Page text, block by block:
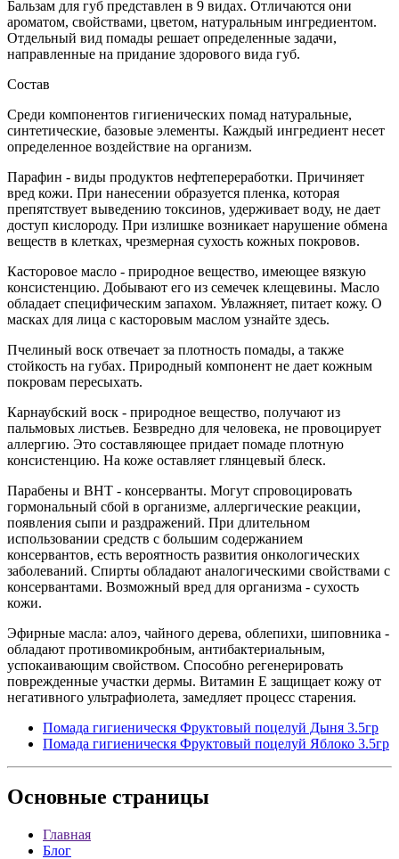
Бальзам для губ представлен в 9 видах. Отличаются они
ароматом, свойствами, цветом, натуральным ингредиентом.
Отдельный вид помады решает определенные задачи,
направленные на придание здорового вида губ.
Состав
Среди компонентов гигиенических помад натуральные,
синтетические, базовые элементы. Каждый ингредиент несет
определенное воздействие на организм.
Парафин - виды продуктов нефтепереработки. Причиняет
вред кожи. При нанесении образуется пленка, которая
препятствует выведению токсинов, удерживает воду, не дает
доступ кислороду. При излишке возникает нарушение обмена
веществ в клетках, чрезмерная сухость кожных покровов.
Касторовое масло - природное вещество, имеющее вязкую
консистенцию. Добывают его из семечек клещевины. Масло
обладает специфическим запахом. Увлажняет, питает кожу. О
масках для лица с касторовым маслом узнайте здесь.
Пчелиный воск отвечает за плотность помады, а также
стойкость на губах. Природный компонент не дает кожным
покровам пересыхать.
Карнаубский воск - природное вещество, получают из
пальмовых листьев. Безвредно для человека, не провоцирует
аллергию. Это составляющее придает помаде плотную
консистенцию. На коже оставляет глянцевый блеск.
Парабены и BHT - консерванты. Могут спровоцировать
гормональный сбой в организме, аллергические реакции,
появления сыпи и раздражений. При длительном
использовании средств с большим содержанием
консервантов, есть вероятность развития онкологических
заболеваний. Спирты обладают аналогическими свойствами с
консервантами. Возможный вред для организма - сухость
кожи.
Эфирные масла: алоэ, чайного дерева, облепихи, шиповника -
обладают противомикробным, антибактериальным,
успокаивающим свойством. Способно регенерировать
поврежденные участки дермы. Витамин Е защищает кожу от
негативного ультрафиолета, замедляет процесс старения.
Помада гигиеническя Фруктовый поцелуй Дыня 3.5гр
Помада гигиеническя Фруктовый поцелуй Яблоко 3.5гр
Основные страницы
Главная
Блог